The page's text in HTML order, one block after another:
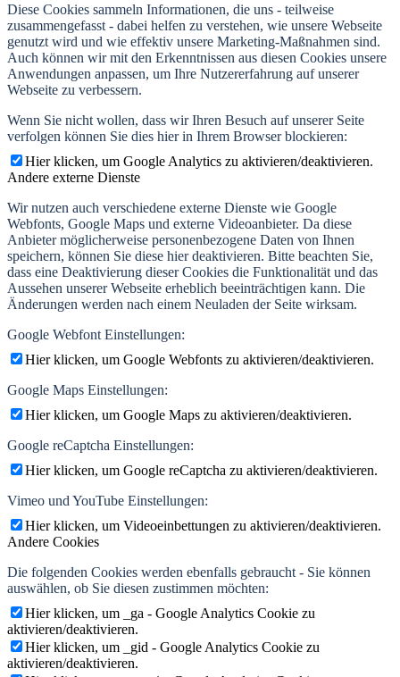
Diese Cookies sammeln Informationen, die uns - teilweise
zusammengefasst - dabei helfen zu verstehen, wie unsere Webseite
genutzt wird und wie effektiv unsere Marketing-Maßnahmen sind.
Auch können wir mit den Erkenntnissen aus diesen Cookies unsere
Anwendungen anpassen, um Ihre Nutzererfahrung auf unserer
Webseite zu verbessern.
Wenn Sie nicht wollen, dass wir Ihren Besuch auf unserer Seite
verfolgen können Sie dies hier in Ihrem Browser blockieren:
Hier klicken, um Google Analytics zu aktivieren/deaktivieren.
Andere externe Dienste
Wir nutzen auch verschiedene externe Dienste wie Google
Webfonts, Google Maps und externe Videoanbieter. Da diese
Anbieter möglicherweise personenbezogene Daten von Ihnen
speichern, können Sie diese hier deaktivieren. Bitte beachten Sie,
dass eine Deaktivierung dieser Cookies die Funktionalität und das
Aussehen unserer Webseite erheblich beeinträchtigen kann. Die
Änderungen werden nach einem Neuladen der Seite wirksam.
Google Webfont Einstellungen:
Hier klicken, um Google Webfonts zu aktivieren/deaktivieren.
Google Maps Einstellungen:
Hier klicken, um Google Maps zu aktivieren/deaktivieren.
Google reCaptcha Einstellungen:
Hier klicken, um Google reCaptcha zu aktivieren/deaktivieren.
Vimeo und YouTube Einstellungen:
Hier klicken, um Videoeinbettungen zu aktivieren/deaktivieren.
Andere Cookies
Die folgenden Cookies werden ebenfalls gebraucht - Sie können
auswählen, ob Sie diesen zustimmen möchten:
Hier klicken, um _ga - Google Analytics Cookie zu
aktivieren/deaktivieren.
Hier klicken, um _gid - Google Analytics Cookie zu
aktivieren/deaktivieren.